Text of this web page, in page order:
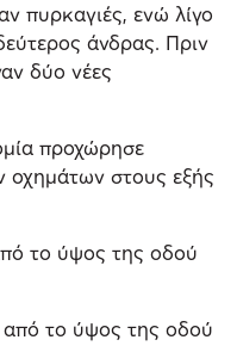
πυρκαγιές, ενώ λίγο
άνδρας. Πριν
δύο νέες
προχώρησε
οχημάτων στους εξής
το ύψος της οδού
το ύψος της οδού